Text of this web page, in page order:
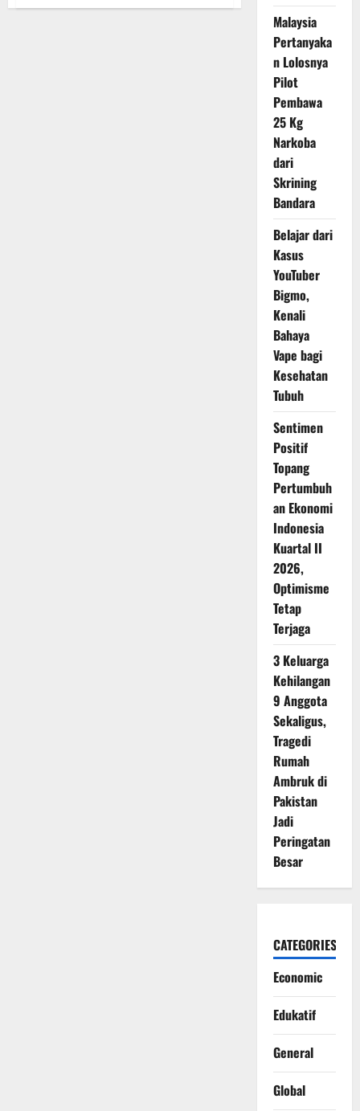
Atlaoui
Malaysia
Pertanyaka
n Lolosnya
Pilot
Pembawa
25 Kg
Narkoba
dari
Skrining
Bandara
Belajar dari
Kasus
YouTuber
Bigmo,
Kenali
Bahaya
Vape bagi
Kesehatan
Tubuh
Sentimen
Positif
Topang
Pertumbuh
an Ekonomi
Indonesia
Kuartal II
2026,
Optimisme
Tetap
Terjaga
3 Keluarga
Kehilangan
9 Anggota
Sekaligus,
Tragedi
Rumah
Ambruk di
Pakistan
Jadi
Peringatan
Besar
CATEGORIES
Economic
Edukatif
General
Global